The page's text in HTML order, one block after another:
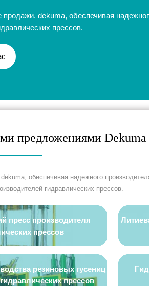
dekuma, обеспечивая
прессов.
предложениями Dekuma
обеспечивая надежного
гидравлических прессов.
пресс производителя
прессов
резиновых гусениц
прессов